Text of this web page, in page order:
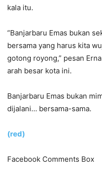
kala itu.
“Banjarbaru Emas bukan
bersama yang harus kita
gotong royong,” pesan
arah besar kota ini.
Banjarbaru Emas bukan
dijalani… bersama-sama.
(red)
Facebook Comments Box